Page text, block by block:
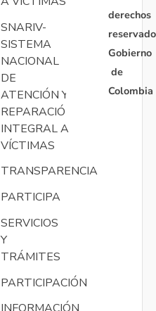
SNARIV-
SISTEMA
NACIONAL
DE
ATENCIÓN Y
REPARACIÓN
INTEGRAL A
VÍCTIMAS
TRANSPARENCIA
PARTICIPA
SERVICIOS
Y
TRÁMITES
PARTICIPACIÓN
derechos
Gobierno
de
Colombia